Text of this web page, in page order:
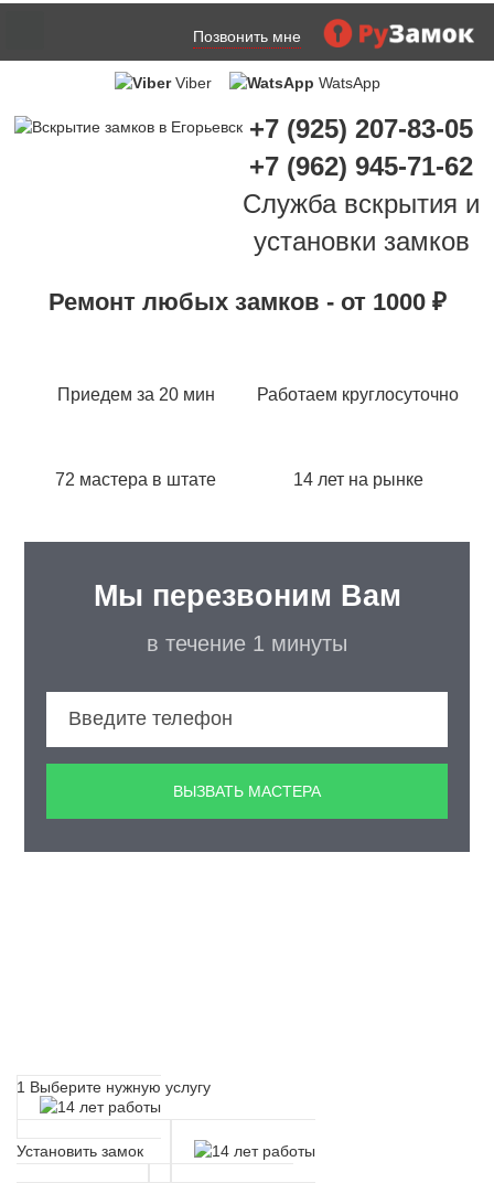
Позвонить мне
Viber WatsApp
+7 (925) 207-83-05
+7 (962) 945-71-62
Служба вскрытия и
установки замков
Ремонт любых замков - от 1000 ₽
Приедем за 20 мин Работаем круглосуточно
72 мастера в штате 14 лет на рынке
Мы перезвоним Вам
в течение 1 минуты
1 Выберите нужную услугу
Установить замок